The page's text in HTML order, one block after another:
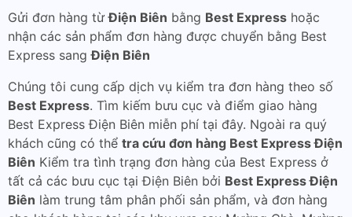
Gửi đơn hàng từĐiện Biên bằng Best Express hoặc
nhận các sản phẩm đơn hàng được chuyển bằng Best
Express sangĐiện Biên
Chúng tôi cung cấp dịch vụ kiểm tra đơn hàng theo số
Best Express. Tìm kiếm bưu cục và điểm giao hàng
Best Express Điện Biên miễn phí tại đây. Ngoài ra quý
khách cũng có thể tra cứu đơn hàng Best Express Điện
Biên Kiểm tra tình trạng đơn hàng của Best Express ở
tất cả các bưu cục tại Điện Biên bởi Best Express Điện
Biên làm trung tâm phân phối sản phẩm, và đơn hàng